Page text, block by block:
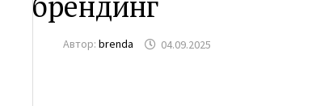
Автор:brenda 04.09.2025